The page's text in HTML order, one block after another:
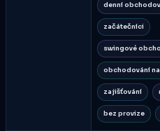
denní
začátečníci
swingové
obchodování
zajišťování
bez provize